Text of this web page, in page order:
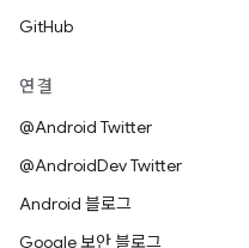
GitHub
연결
@Android Twitter
@AndroidDev Twitter
Android 블로그
Google 보안 블로그